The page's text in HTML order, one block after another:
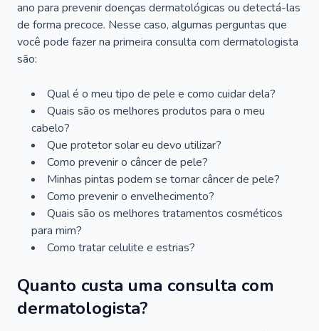
ano para prevenir doenças dermatológicas ou detectá-las
de forma precoce. Nesse caso, algumas perguntas que
você pode fazer na primeira consulta com dermatologista
são:
Qual é o meu tipo de pele e como cuidar dela?
Quais são os melhores produtos para o meu
cabelo?
Que protetor solar eu devo utilizar?
Como prevenir o câncer de pele?
Minhas pintas podem se tornar câncer de pele?
Como prevenir o envelhecimento?
Quais são os melhores tratamentos cosméticos
para mim?
Como tratar celulite e estrias?
Quanto custa uma consulta com
dermatologista?